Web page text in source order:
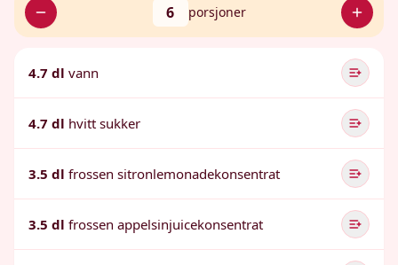
6 porsjoner
4.7 dl vann
4.7 dl hvitt sukker
3.5 dl frossen sitronlemonadekonsentrat
3.5 dl frossen appelsinjuicekonsentrat